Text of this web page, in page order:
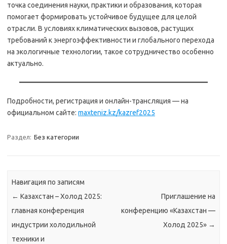
точка соединения науки, практики и образования, которая
помогает формировать устойчивое будущее для целой
отрасли. В условиях климатических вызовов, растущих
требований к энергоэффективности и глобального перехода
на экологичные технологии, такое сотрудничество особенно
актуально.
Подробности, регистрация и онлайн-трансляция — на
официальном сайте: maxteniz.kz/kazref2025
Раздел: Без категории
Навигация по записям
← Казахстан – Холод 2025:
главная конференция
индустрии холодильной
техники и
Приглашение на
конференцию «Казахстан —
Холод 2025» →